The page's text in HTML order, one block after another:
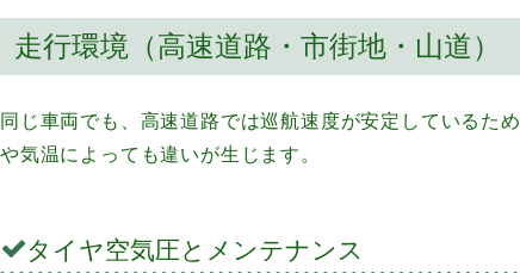
走行環境（高速道路・市街地・山道）
同じ車両でも、高速道路では巡航速度が安定しているた
や気温によっても違いが生じます。
タイヤ空気圧とメンテナンス